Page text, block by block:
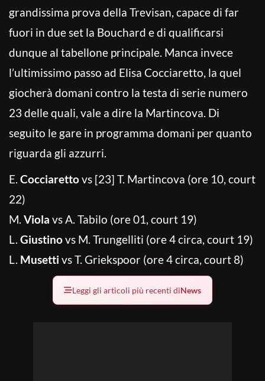
grandissima prova della Trevisan, capace di far
fuori in due set la Bouchard e di qualificarsi
dunque al tabellone principale. Manca invece
l’ultimissimo passo ad Elisa Cocciaretto, la quel
giocherà domani contro la testa di serie numero
23 delle quali, vale a dire la Martincova. Di
seguito le gare in programma domani per quanto
riguarda gli azzurri.
E. Cocciarettovs [23] T. Martincova (ore 10, court
22)
M. Viola vs A. Tabilo (ore 01, court 19)
L. Giustinovs M. Trungelliti (ore 4 circa, court 19)
L. Musetti vs T. Griekspoor (ore 4 circa, court 8)
Leggi gli articoli più recenti diNews